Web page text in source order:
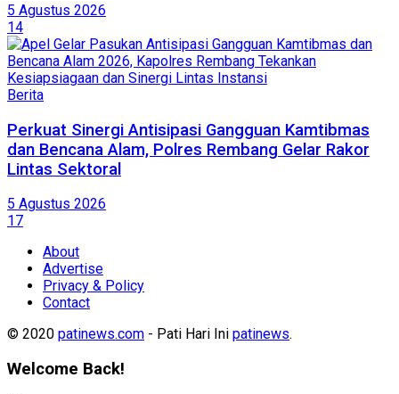
5 Agustus 2026
14
Berita
Perkuat Sinergi Antisipasi Gangguan Kamtibmas
dan Bencana Alam, Polres Rembang Gelar Rakor
Lintas Sektoral
5 Agustus 2026
17
About
Advertise
Privacy & Policy
Contact
© 2020 patinews.com - Pati Hari Ini patinews.
Welcome Back!